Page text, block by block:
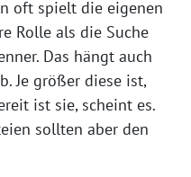
oft spielt die eigenen
Rolle als die Suche
Das hängt auch
Je größer diese ist,
ist sie, scheint es.
sollten aber den